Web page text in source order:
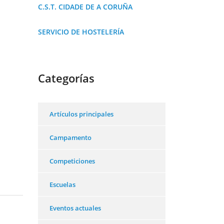
C.S.T. CIDADE DE A CORUÑA
SERVICIO DE HOSTELERÍA
Categorías
Artículos principales
Campamento
Competiciones
Escuelas
Eventos actuales